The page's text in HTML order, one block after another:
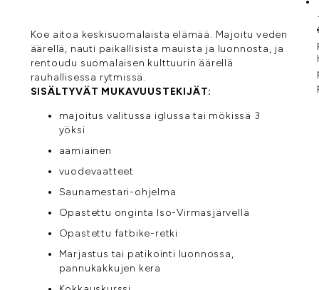
Koe aitoa keskisuomalaista elämää. Majoitu veden
äärellä, nauti paikallisista mauista ja luonnosta, ja
rentoudu suomalaisen kulttuurin äärellä
rauhallisessa rytmissä.
SISÄLTYVÄT MUKAVUUSTEKIJÄT:
majoitus valitussa iglussa tai mökissä 3
yöksi
aamiainen
vuodevaatteet
Saunamestari-ohjelma
Opastettu onginta Iso-Virmasjärvellä
Opastettu fatbike-retki
Marjastus tai patikointi luonnossa,
pannukakkujen kera